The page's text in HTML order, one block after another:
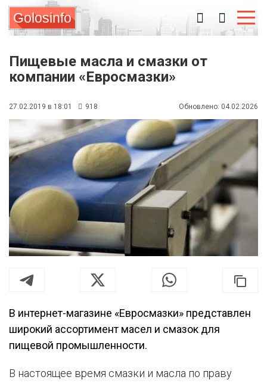
Golosinfo
Пищевые масла и смазки от
компании «Евросмазки»
27.02.2019 в 18:01 918 Обновлено: 04.02.2026
В интернет-магазине «Евросмазки» представлен
широкий ассортимент масел и смазок для
пищевой промышленности.
В настоящее время смазки и масла по праву